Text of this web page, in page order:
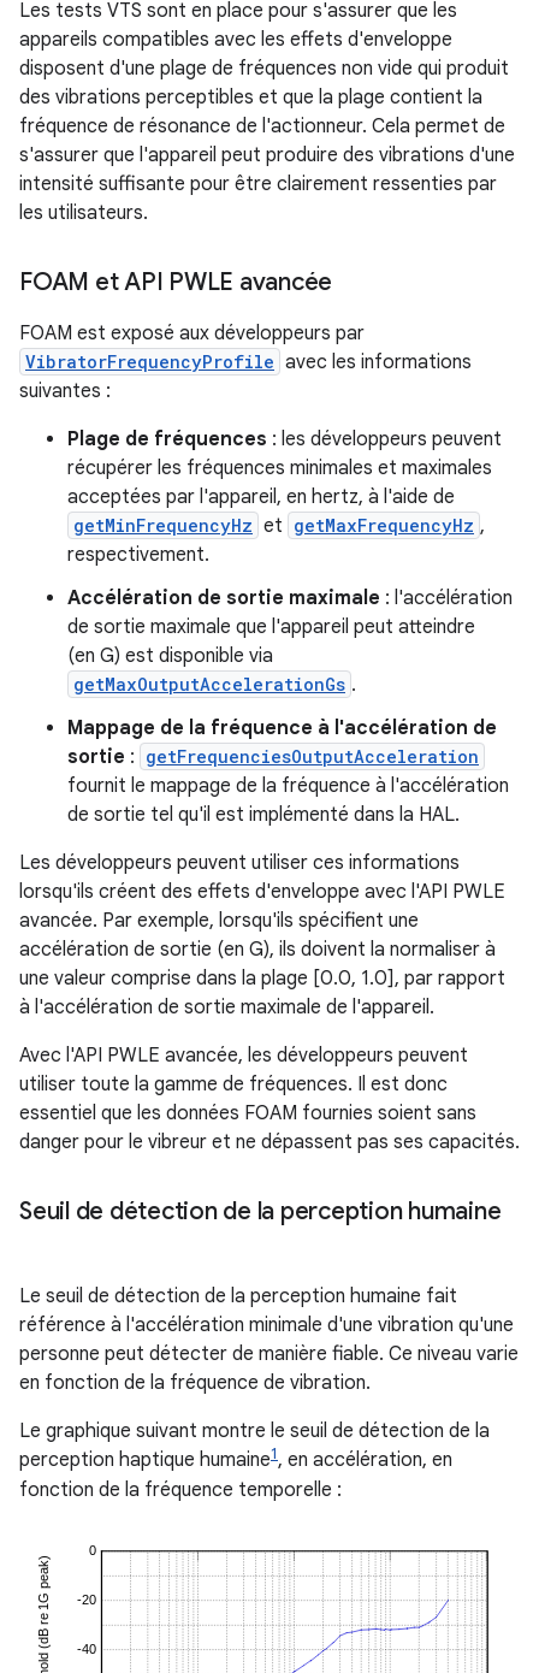
Les tests VTS sont en place pour s'assurer que les
appareils compatibles avec les effets d'enveloppe
disposent d'une plage de fréquences non vide qui produit
des vibrations perceptibles et que la plage contient la
fréquence de résonance de l'actionneur. Cela permet de
s'assurer que l'appareil peut produire des vibrations d'une
intensité suffisante pour être clairement ressenties par
les utilisateurs.
FOAM et API PWLE avancée
FOAM est exposé aux développeurs par
VibratorFrequencyProfile avec les informations
suivantes :
Plage de fréquences : les développeurs peuvent
récupérer les fréquences minimales et maximales
acceptées par l'appareil, en hertz, à l'aide de
getMinFrequencyHz et getMaxFrequencyHz ,
respectivement.
Accélération de sortie maximale : l'accélération
de sortie maximale que l'appareil peut atteindre
(en G) est disponible via
getMaxOutputAccelerationGs .
Mappage de la fréquence à l'accélération de
sortie : getFrequenciesOutputAcceleration
fournit le mappage de la fréquence à l'accélération
de sortie tel qu'il est implémenté dans la HAL.
Les développeurs peuvent utiliser ces informations
lorsqu'ils créent des effets d'enveloppe avec l'API PWLE
avancée. Par exemple, lorsqu'ils spécifient une
accélération de sortie (en G), ils doivent la normaliser à
une valeur comprise dans la plage [0.0, 1.0], par rapport
à l'accélération de sortie maximale de l'appareil.
Avec l'API PWLE avancée, les développeurs peuvent
utiliser toute la gamme de fréquences. Il est donc
essentiel que les données FOAM fournies soient sans
danger pour le vibreur et ne dépassent pas ses capacités.
Seuil de détection de la perception humaine
Le seuil de détection de la perception humaine fait
référence à l'accélération minimale d'une vibration qu'une
personne peut détecter de manière fiable. Ce niveau varie
en fonction de la fréquence de vibration.
Le graphique suivant montre le seuil de détection de la
perception haptique humaine1, en accélération, en
fonction de la fréquence temporelle :